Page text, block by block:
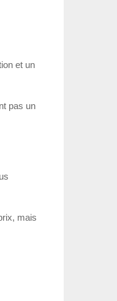
et un
pas un
mais